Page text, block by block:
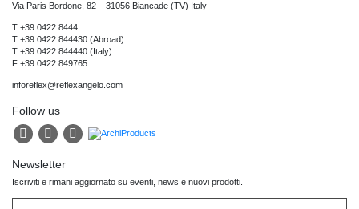
Via Paris Bordone, 82 – 31056 Biancade (TV) Italy
T +39 0422 8444
T +39 0422 844430 (Abroad)
T +39 0422 844440 (Italy)
F +39 0422 849765
inforeflex@reflexangelo.com
Follow us
Newsletter
Iscriviti e rimani aggiornato su eventi, news e nuovi prodotti.